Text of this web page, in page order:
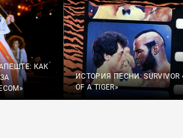
КАК
ИСТОРИЯ ПЕСНИ: SURVIVOR
OF A TIGER»